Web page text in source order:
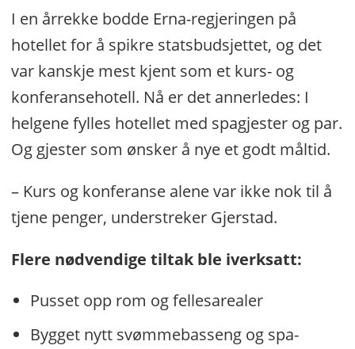
I en årrekke bodde Erna-regjeringen på
hotellet for å spikre statsbudsjettet, og det
var kanskje mest kjent som et kurs- og
konferansehotell. Nå er det annerledes: I
helgene fylles hotellet med spagjester og par.
Og gjester som ønsker å nye et godt måltid.
– Kurs og konferanse alene var ikke nok til å
tjene penger, understreker Gjerstad.
Flere nødvendige tiltak ble iverksatt:
Pusset opp rom og fellesarealer
Bygget nytt svømmebasseng og spa-